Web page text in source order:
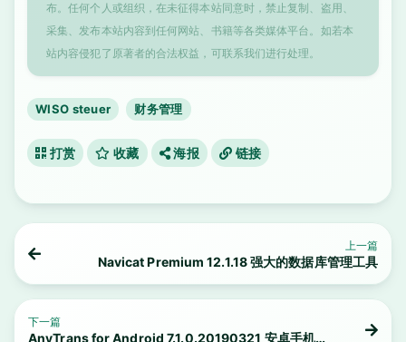
布。任何个人或组织，在未征得本站同意时，禁止复制、盗用、
采集、发布本站内容到任何网站、书籍等各类媒体平台。如若本
站内容侵犯了原著者的合法权益，可联系我们进行处理。
WISO steuer 财务管理
打赏 收藏 海报 链接
上一篇
Navicat Premium 12.1.18 强大的数据库管理工具
下一篇
AnyTrans for Android 7.1.0.20190321 安卓手机数